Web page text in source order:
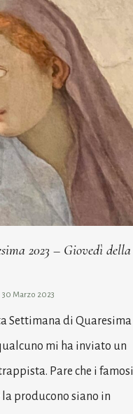
2023 – Giovedì della
30 Marzo 2023
Settimana di Quaresima
mi ha inviato un
Pare che i famosi
producono siano in